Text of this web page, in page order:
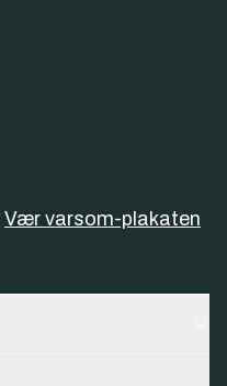
Vær varsom-plakaten